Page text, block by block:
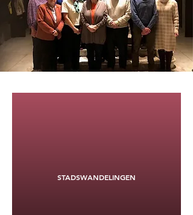
STADSWANDELINGEN